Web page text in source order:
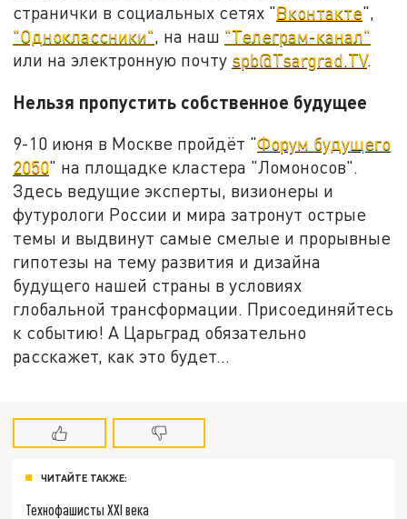
странички в социальных сетях "Вконтакте",
"Одноклассники", на наш "Телеграм-канал"
или на электронную почту spb@Tsargrad.TV.
Нельзя пропустить собственное будущее
9-10 июня в Москве пройдёт "Форум будущего
2050" на площадке кластера "Ломоносов".
Здесь ведущие эксперты, визионеры и
футурологи России и мира затронут острые
темы и выдвинут самые смелые и прорывные
гипотезы на тему развития и дизайна
будущего нашей страны в условиях
глобальной трансформации. Присоединяйтесь
к событию! А Царьград обязательно
расскажет, как это будет...
ЧИТАЙТЕ ТАКЖЕ:
Технофашисты XXI века